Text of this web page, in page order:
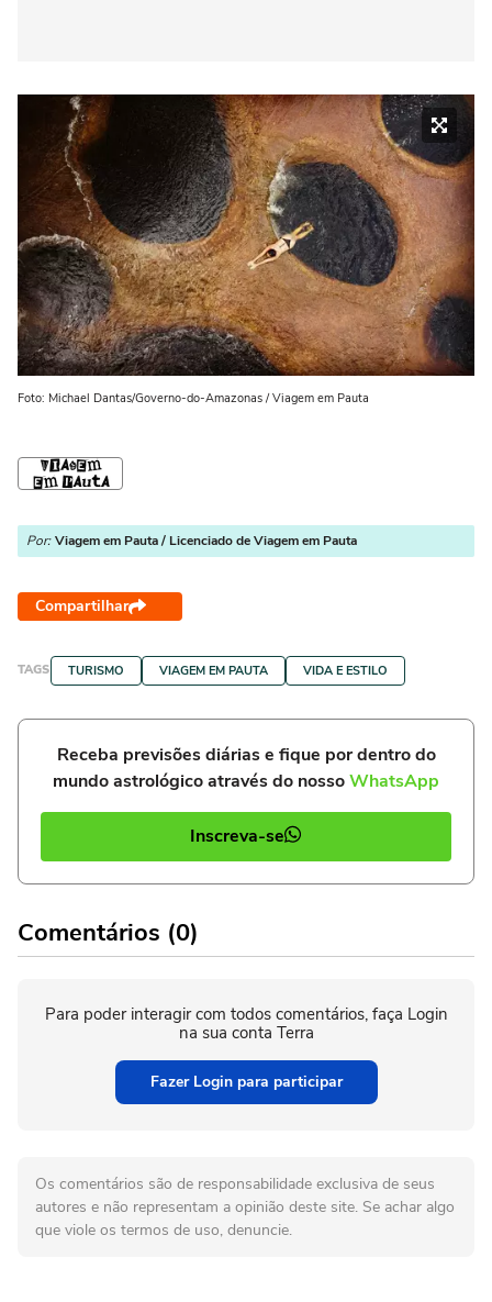
Foto: Michael Dantas/Governo-do-Amazonas / Viagem em Pauta
Por: Viagem em Pauta / Licenciado de Viagem em Pauta
Compartilhar
TAGS TURISMO VIAGEM EM PAUTA VIDA E ESTILO
Receba previsões diárias e fique por dentro do
mundo astrológico através do nossoWhatsApp
Inscreva-se
Comentários (0)
Para poder interagir com todos comentários, faça Login
na sua conta Terra
Fazer Login para participar
Os comentários são de responsabilidade exclusiva de seus
autores e não representam a opinião deste site. Se achar algo
que viole os termos de uso, denuncie.